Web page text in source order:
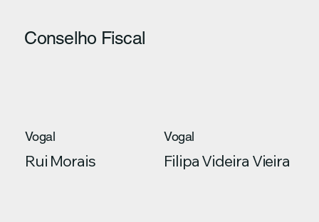
Conselho Fiscal
Vogal
Rui Morais
Vogal
Filipa Videira Vieira